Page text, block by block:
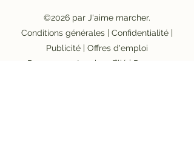
©2026 par J'aime marcher.
Conditions générales | Confidentialité |
Publicité | Offres d'emploi
Devenez partenaire affilié | Devenez